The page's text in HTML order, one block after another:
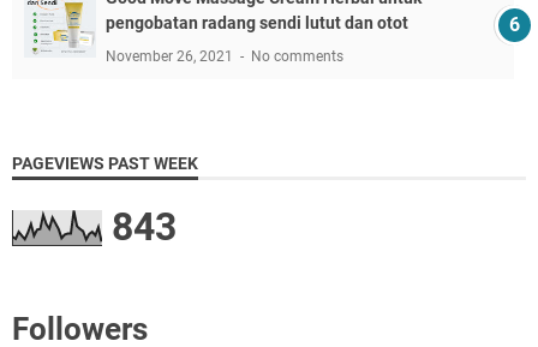
pengobatan radang sendi lutut dan otot
November 26, 2021 No comments
PAGEVIEWS PAST WEEK
843
Followers